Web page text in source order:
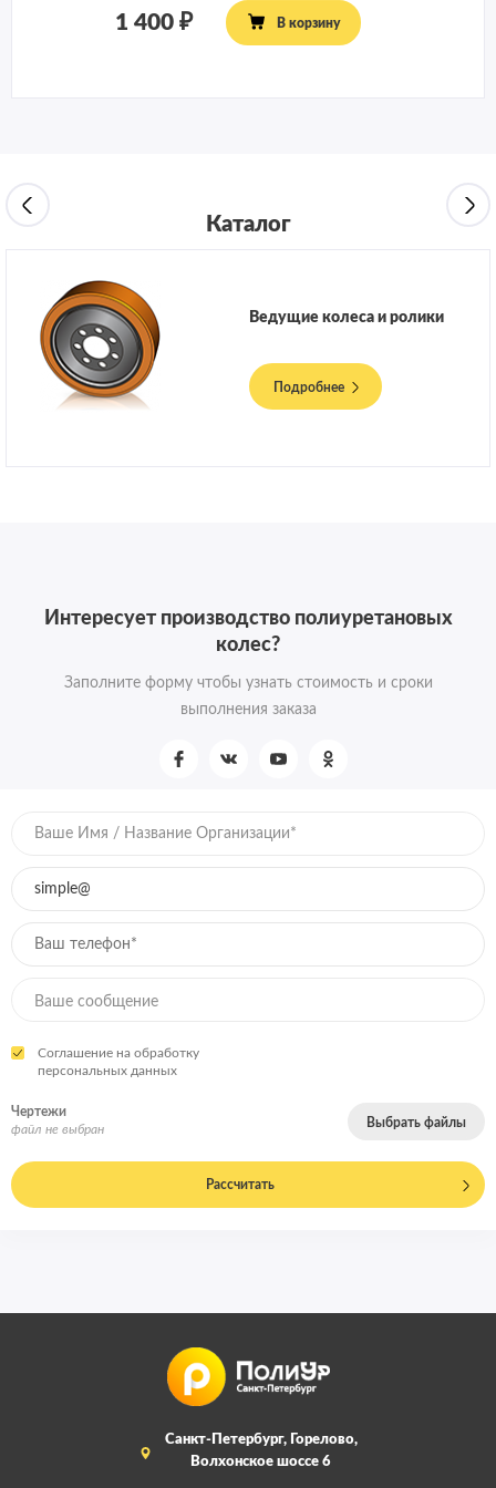
1 400 В корзину
Каталог
Ведущие колеса и ролики
Подробнее
Интересует производство полиуретановых
колес?
Заполните форму чтобы узнать стоимость и сроки
выполнения заказа
Соглашение на обработку
персональных данных
Чертежи
файл не выбран
Выбрать файлы
Рассчитать
Санкт-Петербург, Горелово,
Волхонское шоссе 6